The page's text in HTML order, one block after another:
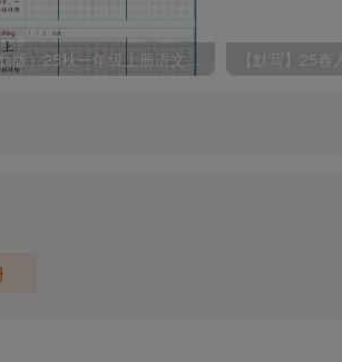
（新版）25秋一年级上册语文生字字帖（100字）